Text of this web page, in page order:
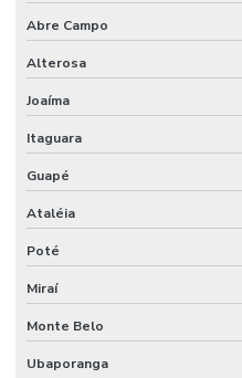
Serviços De Manutenção
Serviços de facilities para
Serviços de gestão de ativos
Serviços de manutenção
Serviços de manutenção
Serviços de mão de obra
Serviços de mão de obra
Serviços Profissionais De
Abre Campo
Alterosa
Joaíma
Itaguara
Guapé
Ataléia
Poté
Miraí
Monte Belo
Ubaporanga